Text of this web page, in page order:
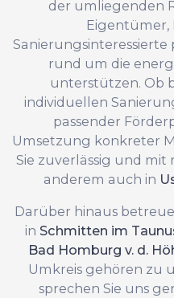
der umliegenden
Eigentümer,
Sanierungsinteressierte
rund um die
unterstützen. Ob
individuellen
passender
Umsetzung konkreter
Sie zuverlässig und mit
anderem auch in
Darüber hinaus
in Schmitten im
Bad Homburg v. d.
Umkreis gehören zu
sprechen Sie uns